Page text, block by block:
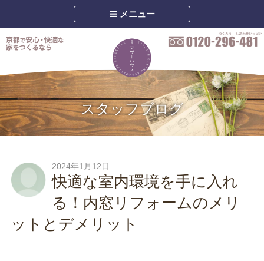
メニュー
スタッフブログ
2024年1月12日
快適な室内環境を手に入れ
る！内窓リフォームのメリ
ットとデメリット